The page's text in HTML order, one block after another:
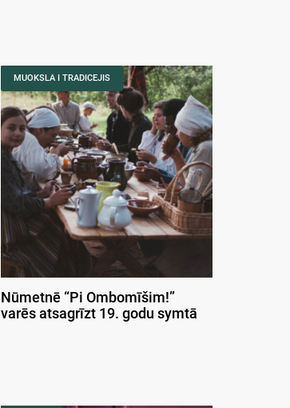
MUOKSLA I TRADICEJIS
Nūmetnē “Pi Ombomīšim!”
varēs atsagrīzt 19. godu symtā